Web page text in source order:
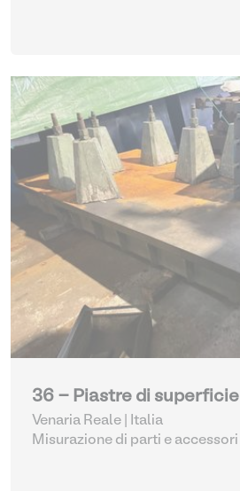
36 - Piastre di superficie
Venaria Reale | Italia
Misurazione di parti e accessori